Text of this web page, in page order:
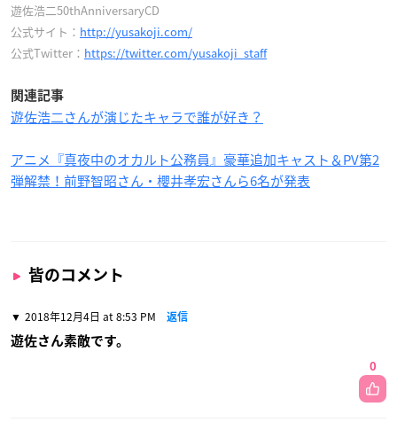
遊佐浩二50thAnniversaryCD
公式サイト： http://yusakoji.com/
公式Twitter： https://twitter.com/yusakoji_staff
関連記事
遊佐浩二さんが演じたキャラで誰が好き？
アニメ『真夜中のオカルト公務員』豪華追加キャスト＆PV第2
弾解禁！前野智昭さん・櫻井孝宏さんら6名が発表
皆のコメント
2018年12月4日 at 8:53 PM 返信
遊佐さん素敵です。
0